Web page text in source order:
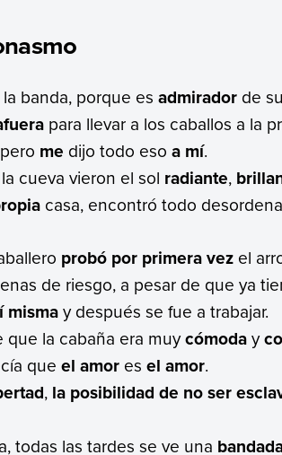
banda, porque esadmirador de
para llevar a los caballos a la
me dijo todo eso a mí.
cueva vieron el sol radiante,
casa, encontró todo
probó por primera vez el
de riesgo, a pesar de que ya
mismay después se fue a trabajar.
que la cabaña era muycómoday
que el amor esel amor.
, la posibilidad de no ser
todas las tardes se ve una